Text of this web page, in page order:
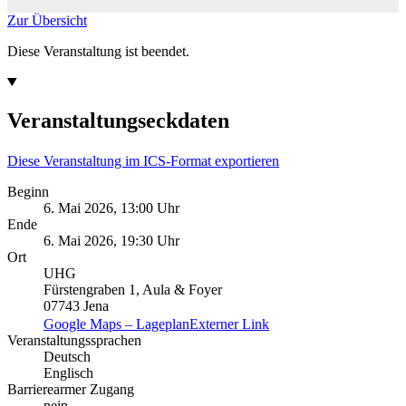
Zur Übersicht
Diese Veranstaltung ist beendet.
Veranstaltungseckdaten
Diese Veranstaltung im ICS-Format exportieren
Beginn
6. Mai 2026, 13:00 Uhr
Ende
6. Mai 2026, 19:30 Uhr
Ort
UHG
Fürstengraben 1, Aula & Foyer
07743 Jena
Google Maps – LageplanExterner Link
Veranstaltungssprachen
Deutsch
Englisch
Barrierearmer Zugang